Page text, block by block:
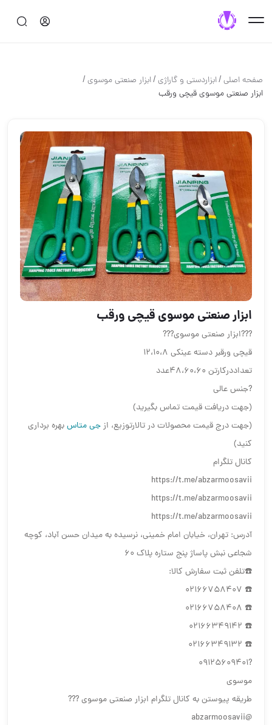
صفحه اصلی/ابزاردستی و گاراژی/ابزار صنعتی موسوی/
️️️ابزار صنعتی موسوی️️️ قیچی ورقب
️️️ابزار صنعتی موسوی️️️ قیچی ورقب
?️?️?️ابزار صنعتی موسوی?️?️?️
قیچی ورقبر دسته عینکی ۱۲،۱۰،۸
تعداددرکارتن ۴۸،۶۰،۶۰عدد
?جنس عالی
(جهت دریافت قیمت تماس بگیرید)
(جهت درج قیمت محصولات در تالارتوزیع، ازجی متاسبهره برداری
کنید)
کانال تلگرام
https://t.me/abzarmoosavii
https://t.me/abzarmoosavii
https://t.me/abzarmoosavii
آدرس: تهران، خیابان امام خمینی، نرسیده به میدان حسن آباد، کوچه
شجاعی نبش پاساژ پنج ستاره پلاک ۶۰
☎️تلفن ثبت سفارش کالا:
☎️ 02166758407
☎️ 02166758408
☎️ 02166349142
☎️ 02166349132
?09125609401
موسوی
طریقه پیوستن به کانال تلگرام ابزار صنعتی موسوی ???
@abzarmoosavii